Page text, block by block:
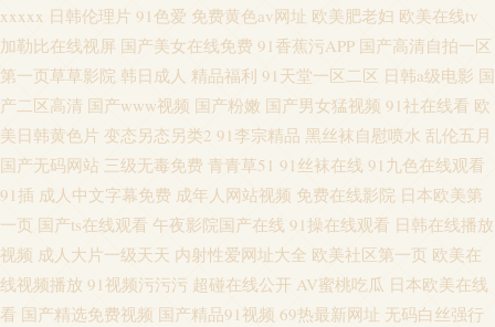
xxxxx 日韩伦理片 91色爱 免费黄色av网址 欧美肥老妇 欧美在线tv
加勒比在线视屏 国产美女在线免费 91香蕉污APP 国产高清自拍一区
第一页草草影院 韩日成人 精品福利 91天堂一区二区 日韩a级电影 国
产二区高清 国产www视频 国产粉嫩 国产男女猛视频 91社在线看 欧
美日韩黄色片 变态另态另类2 91李宗精品 黑丝袜自慰喷水 乱伦五月
国产无码网站 三级无毒免费 青青草51 91丝袜在线 91九色在线观看
91插 成人中文字幕免费 成年人网站视频 免费在线影院 日本欧美第
一页 国产ts在线观看 午夜影院国产在线 91操在线观看 日韩在线播放
视频 成人大片一级天天 内射性爱网址大全 欧美社区第一页 欧美在
线视频播放 91视频污污污 超碰在线公开 AV蜜桃吃瓜 日本欧美在线
看 国产精选免费视频 国产精品91视频 69热最新网址 无码白丝强行